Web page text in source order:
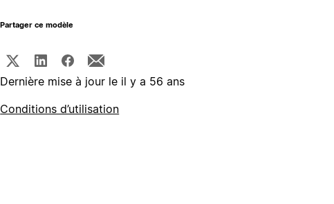
Partager ce modèle
Dernière mise à jour le il y a 56 ans
Conditions d’utilisation